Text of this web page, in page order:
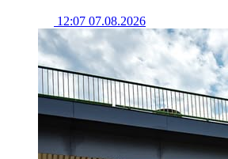
12:07 07.08.2026